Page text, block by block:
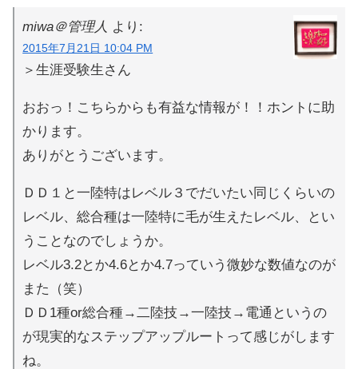
miwa＠管理人 より:
2015年7月21日 10:04 PM
＞生涯受験生さん
おおっ！こちらからも有益な情報が！！ホントに助
かります。
ありがとうございます。
ＤＤ１と一陸特はレベル３でだいたい同じくらいの
レベル、総合種は一陸特に毛が生えたレベル、とい
うことなのでしょうか。
レベル3.2とか4.6とか4.7っていう微妙な数値なのが
また（笑）
ＤＤ1種or総合種→二陸技→一陸技→電通というの
が現実的なステップアップルートって感じがします
ね。